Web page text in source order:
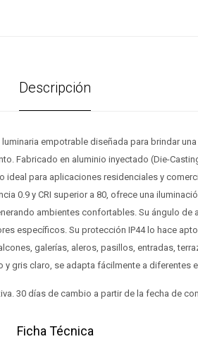
Descripción
luminaria empotrable diseñada para brindar
Fabricado en aluminio inyectado (Die-
ideal para aplicaciones residenciales y
0.9 y CRI superior a 80, ofrece una
ambientes confortables. Su ángulo de
específicos. Su protección IP44 lo hace
galerías, aleros, pasillos, entradas,
y gris claro, se adapta fácilmente a diferentes
30 días de cambio a partir de la fecha de
Ficha Técnica